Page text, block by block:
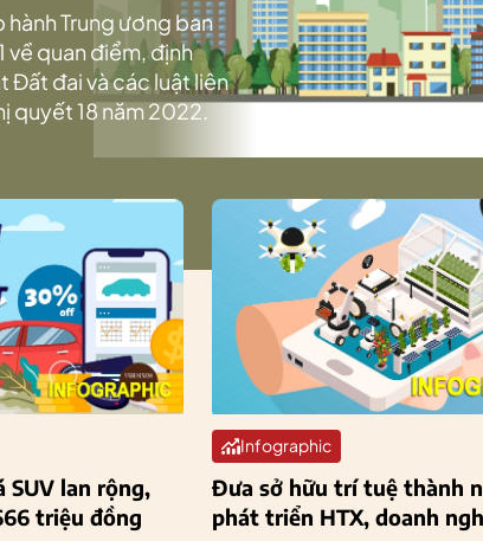
hành Trung ương ban
về quan điểm, định
Đất đai và các luật liên
quyết 18 năm 2022.
SUV lan rộng,
triệu đồng
Infographic
Đưa sở hữu trí tuệ thành
phát triển HTX, doanh